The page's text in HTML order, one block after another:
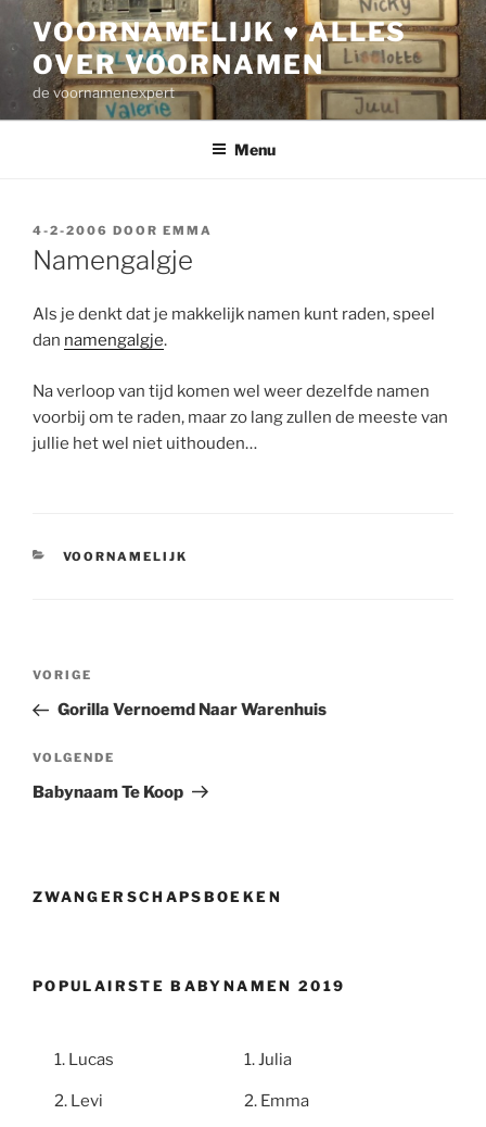
inhoud
VOORNAMELIJK ♥ ALLES
OVER VOORNAMEN
de voornamenexpert
Menu
GEPLAATST
OP
4-2-2006 DOOR EMMA
Namengalgje
Als je denkt dat je makkelijk namen kunt raden, speel
dan namengalgje.
Na verloop van tijd komen wel weer dezelfde namen
voorbij om te raden, maar zo lang zullen de meeste van
jullie het wel niet uithouden…
CATEGORIEËN
VOORNAMELIJK
Berichtnavigatie
Vorig
bericht
VORIGE
Gorilla Vernoemd Naar Warenhuis
Volgend
bericht
VOLGENDE
Babynaam Te Koop
ZWANGERSCHAPSBOEKEN
POPULAIRSTE BABYNAMEN 2019
Lucas
Levi
Julia
Emma